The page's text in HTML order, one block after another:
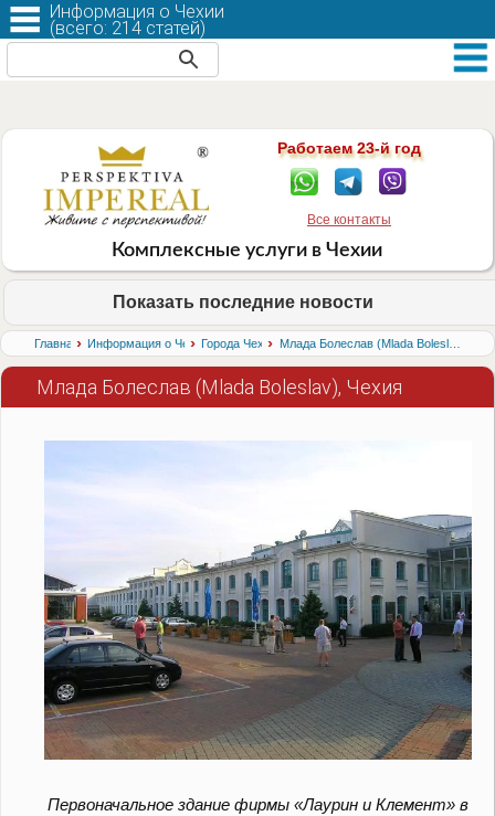
Работаем 23-й год
Все контакты
Комплексные услуги в Чехии
Показать последние новости
Главная› Информация о Чехии
› Города Чехии
› Mлада Болеслав (Mlada Boleslav), Чехия
Mлада Болеслав (Mlada Boleslav), Чехия
Первоначальное здание фирмы «Лаурин и Клемент» в
Информация о Чехии
(всего: 214 статей)